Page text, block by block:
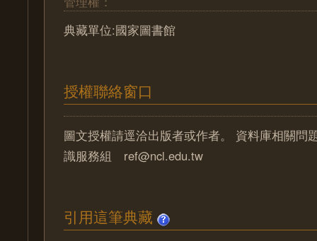
典藏單位:國家圖書館
授權聯絡窗口
圖文授權請逕洽出版者或作者。 資料庫相關問
識服務組 ref@ncl.edu.tw
引用這筆典藏